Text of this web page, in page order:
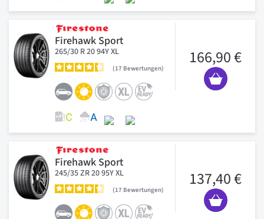
Firehawk Sport
265/30 R 20 94Y XL
17 Bewertungen
166,90 €
Firehawk Sport
245/35 ZR 20 95Y XL
17 Bewertungen
137,40 €